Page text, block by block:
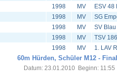
1998 MV
ESV 48
1998 MV
SG
1998 MV
SV
1998 MV
TSV
1998 MV 1. LAV
60m Hürden, Schüler M12 -
Datum: 23.01.2010 Beginn: 11:55